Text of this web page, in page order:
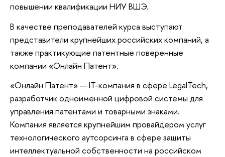
повышении квалификации НИУ ВШЭ.
В качестве преподавателей курса выступают
представители крупнейших российских компаний, а
также практикующие патентные поверенные
компании «Онлайн Патент».
«Онлайн Патент» — IT-компания в сфере LegalTech,
разработчик одноименной цифровой системы для
управления патентами и товарными знаками.
Компания является крупнейшим провайдером услуг
технологического аутсорсинга в сфере защиты
интеллектуальной собственности на российском